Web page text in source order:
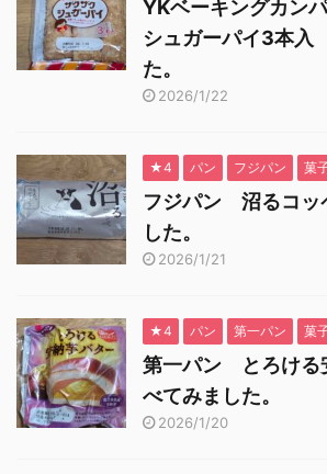
YKベーキングカン
シュガーパイ3本
た。
2026/1/22
★4 パン フジパン 菓
フジパン 沼るコ
した。
2026/1/21
★4 パン 第一パン 菓
第一パン とろける
べてみました。
2026/1/20